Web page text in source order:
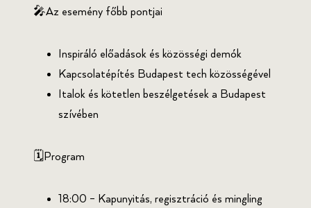
🎤Az esemény főbb pontjai
Inspiráló előadások és közösségi demók
Kapcsolatépítés Budapest tech közösségével
Italok és kötetlen beszélgetések a Budapest
szívében
🗓️Program
18:00 – Kapunyitás, regisztráció és mingling